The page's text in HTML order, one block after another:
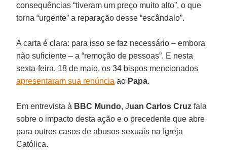
consequências “tiveram um preço muito alto”, o que
torna “urgente” a reparação desse “escândalo”.
A carta é clara: para isso se faz necessário – embora
não suficiente – a “remoção de pessoas”. E nesta
sexta-feira, 18 de maio, os 34 bispos mencionados
apresentaram sua renúncia ao Papa.
Em entrevista à BBC Mundo, Juan Carlos Cruz fala
sobre o impacto desta ação e o precedente que abre
para outros casos de abusos sexuais na Igreja
Católica.